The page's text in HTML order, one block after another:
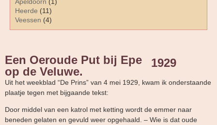
Heerde (11)
Veessen (4)
Een Oeroude Put bij Epe
op de Veluwe.
1929
Uit het weekblad “De Prins” van 4 mei 1929, kwam ik onderstaande
plaatje tegen met bijgaande tekst:
Door middel van een katrol met ketting wordt de emmer naar
beneden gelaten en gevuld weer opgehaald. – Wie is dat oude